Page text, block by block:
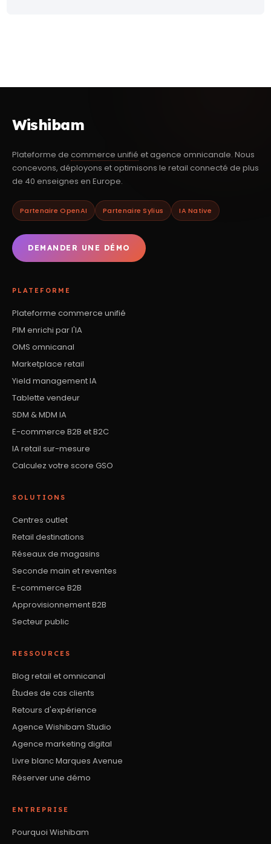
Wishibam
Plateforme de commerce unifié et agence omnicanale. Nous
concevons, déployons et optimisons le retail connecté de plus
de 40 enseignes en Europe.
Partenaire OpenAI Partenaire Sylius IA Native
DEMANDER UNE DÉMO
PLATEFORME
Plateforme commerce unifié
PIM enrichi par l'IA
OMS omnicanal
Marketplace retail
Yield management IA
Tablette vendeur
SDM & MDM IA
E-commerce B2B et B2C
IA retail sur-mesure
Calculez votre score GSO
SOLUTIONS
Centres outlet
Retail destinations
Réseaux de magasins
Seconde main et reventes
E-commerce B2B
Approvisionnement B2B
Secteur public
RESSOURCES
Blog retail et omnicanal
Études de cas clients
Retours d'expérience
Agence Wishibam Studio
Agence marketing digital
Livre blanc Marques Avenue
Réserver une démo
ENTREPRISE
Pourquoi Wishibam